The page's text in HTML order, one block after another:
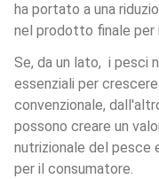
ha portato a una
nel prodotto finale per
Se, da un lato,  i pesci
essenziali per
convenzionale,
possono creare un
nutrizionale del pesce
per il consumatore.